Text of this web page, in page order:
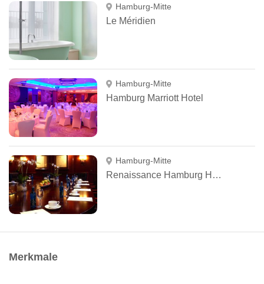
Hamburg-Mitte
Le Méridien
Hamburg-Mitte
Hamburg Marriott Hotel
Hamburg-Mitte
Renaissance Hamburg Hotel
Merkmale